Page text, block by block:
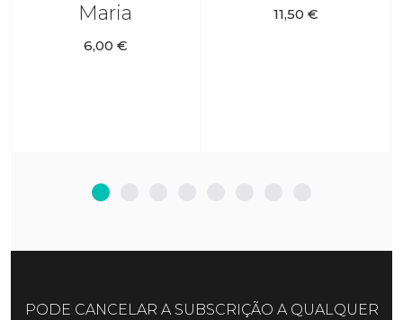
Maria
6,00 €
11,50 €
PODE CANCELAR A SUBSCRIÇÃO A QUALQUER